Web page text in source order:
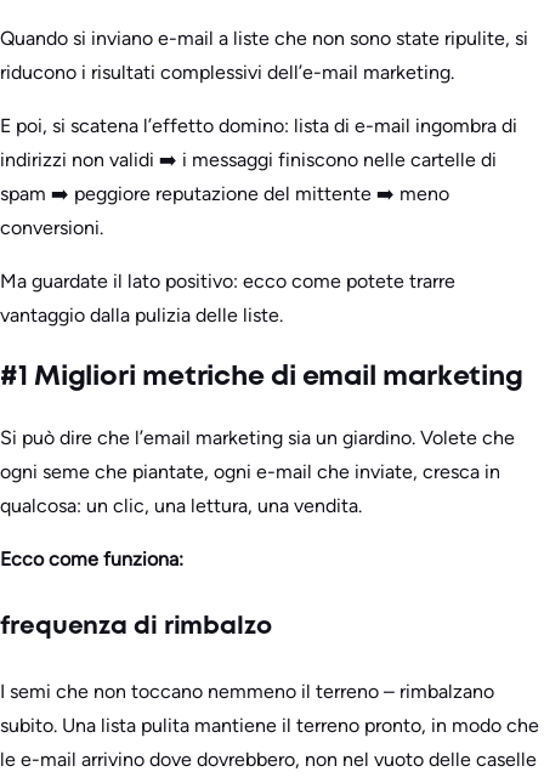
Quando si inviano e-mail a liste che non sono state ripulite, si
riducono i risultati complessivi dell’e-mail marketing.
E poi, si scatena l’effetto domino: lista di e-mail ingombra di
indirizzi non validi ➡️ i messaggi finiscono nelle cartelle di
spam ➡️ peggiore reputazione del mittente ➡️ meno
conversioni.
Ma guardate il lato positivo: ecco come potete trarre
vantaggio dalla pulizia delle liste.
#1 Migliori metriche di email marketing
Si può dire che l’email marketing sia un giardino. Volete che
ogni seme che piantate, ogni e-mail che inviate, cresca in
qualcosa: un clic, una lettura, una vendita.
Ecco come funziona:
frequenza di rimbalzo
I semi che non toccano nemmeno il terreno – rimbalzano
subito. Una lista pulita mantiene il terreno pronto, in modo che
le e-mail arrivino dove dovrebbero, non nel vuoto delle caselle